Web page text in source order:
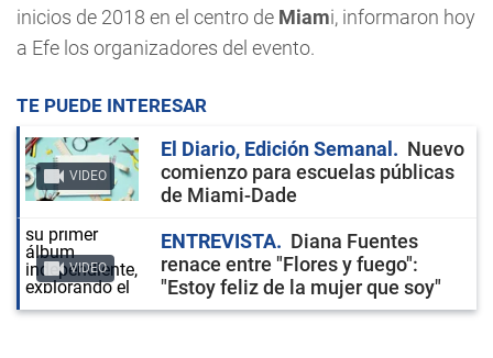
inicios de 2018 en el centro de Miami, informaron hoy
a Efe los organizadores del evento.
TE PUEDE INTERESAR
VIDEO
El Diario, Edición Semanal
Nuevo
comienzo para escuelas públicas
de Miami-Dade
VIDEO
ENTREVISTA
Diana Fuentes
renace entre "Flores y fuego":
"Estoy feliz de la mujer que soy"